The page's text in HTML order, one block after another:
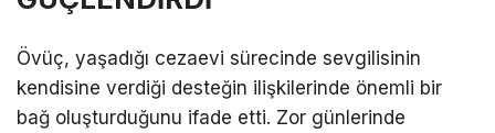
Övüç, yaşadığı cezaevi sürecinde sevgilisinin
kendisine verdiği desteğin ilişkilerinde önemli bir
bağ oluşturduğunu ifade etti. Zor günlerinde